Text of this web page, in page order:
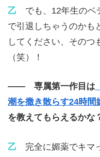
乙 でも、12年生のベ
で引退しちゃうのかも
してください、そのつ
（笑）！
—— 専属第一作目は
潮を撒き散らす24時間
を教えてもらえるかな
乙 完全に媚薬でキマ